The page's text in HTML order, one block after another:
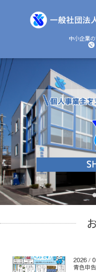
中小企業
2026 /
青色申